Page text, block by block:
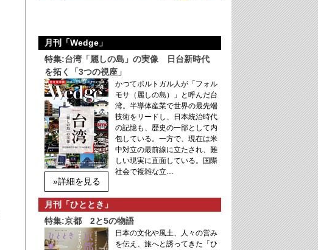
月刊「Wedge」
特集:台湾「麗しの島」の実像 日台新時代
を拓く「3つの視座」
»詳細を見る
かつてポルトガル人が「フォル
モサ（麗しの島）」と呼んだ台
湾。半導体産業で世界の最先端
技術をリードし、日本統治時代
の記憶も、歴史の一部として内
包している。一方で、現在は米
中対立の最前線に立たされ、難
しい現実に直面している。国際
社会で複雑な立…
月刊「ひととき」
特集:京都 2と5の物語
日本の文化や風土、人々の営み
を伝え、旅へと誘ってきた「ひ